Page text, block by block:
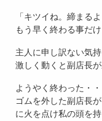
「キツイね。締まる
もう早く終わる事だ
主人に申し訳ない気持
激しく動くと副店長が
ようやく終わった・・
ゴムを外した副店長
に火を点け私の頭を